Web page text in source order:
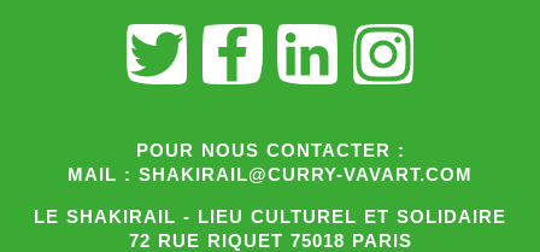
POUR NOUS CONTACTER :
MAIL : SHAKIRAIL@CURRY-VAVART.COM
LE SHAKIRAIL - LIEU CULTUREL ET SOLIDAIRE
72 RUE RIQUET 75018 PARIS